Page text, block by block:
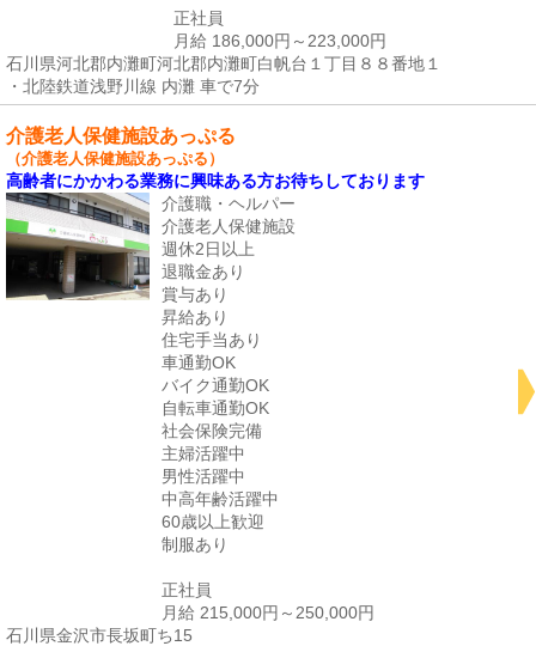
正社員
月給 186,000円～223,000円
石川県河北郡内灘町河北郡内灘町白帆台１丁目８８番地１
・北陸鉄道浅野川線 内灘 車で7分
介護老人保健施設あっぷる
（介護老人保健施設あっぷる）
高齢者にかかわる業務に興味ある方お待ちしております
介護職・ヘルパー
介護老人保健施設
週休2日以上
退職金あり
賞与あり
昇給あり
住宅手当あり
車通勤OK
バイク通勤OK
自転車通勤OK
社会保険完備
主婦活躍中
男性活躍中
中高年齢活躍中
60歳以上歓迎
制服あり
正社員
月給 215,000円～250,000円
石川県金沢市長坂町ち15